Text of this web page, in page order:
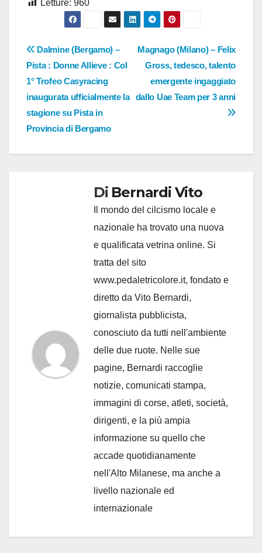
Letture: 960
Navigazione
articoli
Magnago (Milano) – Felix
Gross, tedesco, talento
emergente ingaggiato
dallo Uae Team per 3 anni
Dalmine (Bergamo) –
Pista : Donne Allieve : Col
1° Trofeo Casyracing
inaugurata ufficialmente la
stagione su Pista in
Provincia di Bergamo
Di Bernardi Vito
Il mondo del cilcismo locale e
nazionale ha trovato una nuova
e qualificata vetrina online. Si
tratta del sito
www.pedaletricolore.it, fondato e
diretto da Vito Bernardi,
giornalista pubblicista,
conosciuto da tutti nell'ambiente
delle due ruote. Nelle sue
pagine, Bernardi raccoglie
notizie, comunicati stampa,
immagini di corse, atleti, società,
dirigenti, e la più ampia
informazione su quello che
accade quotidianamente
nell'Alto Milanese, ma anche a
livello nazionale ed
internazionale